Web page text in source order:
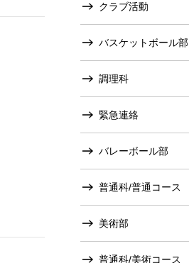
クラブ活動
バスケットボール部
調理科
緊急連絡
バレーボール部
普通科/普通コース
美術部
普通科/美術コース